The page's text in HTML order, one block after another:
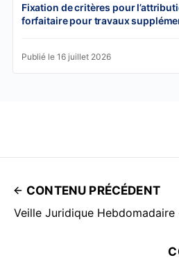
Fixation de critères pour
forfaitaire pour travaux
Publié le 16 juillet 2026
CONTENU PRÉCÉDENT
Veille Juridique